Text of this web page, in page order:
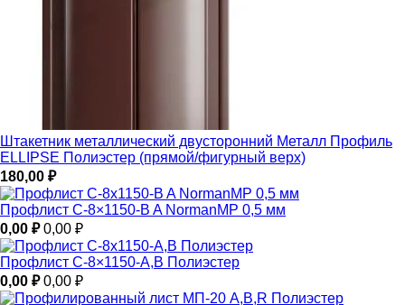
Штакетник металлический двусторонний Металл Профиль
ELLIPSE Полиэстер (прямой/фигурный верх)
180,00 ₽
Профлист С-8×1150-B A NormanMP 0,5 мм
0,00 ₽ 0,00 ₽
Профлист С-8×1150-A,B Полиэстер
0,00 ₽ 0,00 ₽